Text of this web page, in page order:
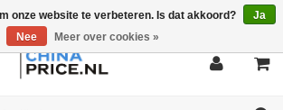
onze website te verbeteren. Is dat akkoord?
Ja
Nee
Meer over cookies »